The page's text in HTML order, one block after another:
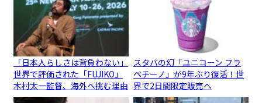
「日本人らしさは背負わない」
世界で評価された「FUJIKO」
木村太一監督、海外へ挑む理由
スタバの幻「ユニコーン フラ
ペチーノ」が9年ぶり復活！世
界で2日間限定販売へ